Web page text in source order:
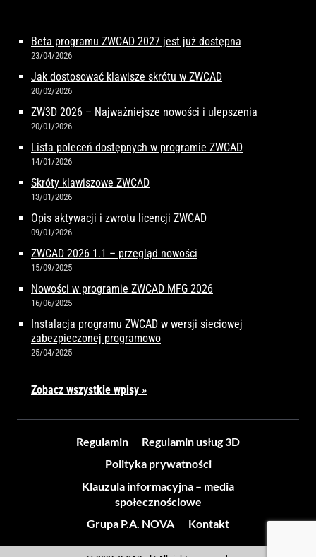
Beta programu ZWCAD 2027 jest już dostępna
23/04/2026
Jak dostosować klawisze skrótu w ZWCAD
20/02/2026
ZW3D 2026 – Najważniejsze nowości i ulepszenia
20/01/2026
Lista poleceń dostępnych w programie ZWCAD
14/01/2026
Skróty klawiszowe ZWCAD
13/01/2026
Opis aktywacji i zwrotu licencji ZWCAD
09/01/2026
ZWCAD 2026 1.1 – przegląd nowości
15/09/2025
Nowości w programie ZWCAD MFG 2026
16/06/2025
Instalacja programu ZWCAD w wersji sieciowej
zabezpieczonej programowo
25/04/2025
Zobacz wszystkie wpisy »
Regulamin
Regulamin usług 3D
Polityka prywatności
Klauzula informacyjna – media
społecznościowe
Grupa P.A. NOVA
Kontakt